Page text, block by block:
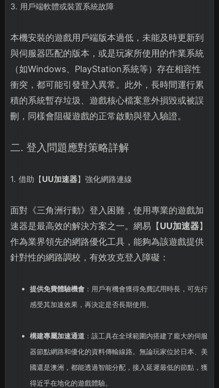
3. 用戶端軟體或裝置系統故障
本機安裝的遊戲用戶端版本過低，未能及時更新到
與伺服器匹配的版本，或是玩家所使用的作業系統
（如Windows、PlayStation系統等）存在相容性
衝突，都可能引發登入異常。此外，長時間運行累
積的系統暫存垃圾、遊戲核心檔案意外損毀或被誤
刪，同樣會阻礙遊戲的正常啟動與登入驗證。
二. 登入問題應對策略詳解
1. 借助【UU加速器】強化網路連線
面對《三角洲行動》登入困難，使用專業的遊戲加
速器是最高效的解決方案之一。網易【UU加速器】
作為業界領先的網路優化工具，能夠為該遊戲提供
針對性的網路調校，有效攻克登入障礙：
提供免費體驗機會：用戶有機會獲得免費試用時長，可先行
感受其加速效果，再決定是否長期使用。
構建專屬加速通道：該工具在全球範圍内搭建了龐大的伺服
器節點網路和優化的資料傳輸線路。無論玩家位於日本、美
國還是澳洲，都能透過智能分配，接入延遲最低的節點，獲
得近乎在地化的遊戲體驗。